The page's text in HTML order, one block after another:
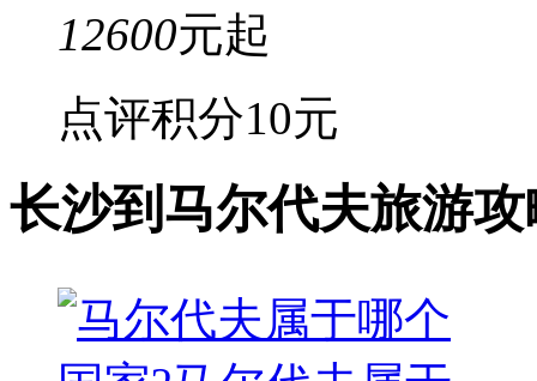
12600元起
点评积分10元
长沙到马尔代夫旅游攻